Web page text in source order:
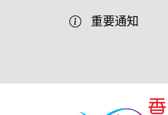
重要通知